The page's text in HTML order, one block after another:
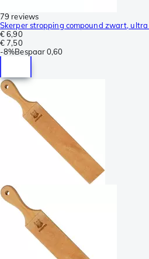
79 reviews
Skerper stropping compound zwart, ultra
€ 6,90
€ 7,50
-8%Bespaar0,60